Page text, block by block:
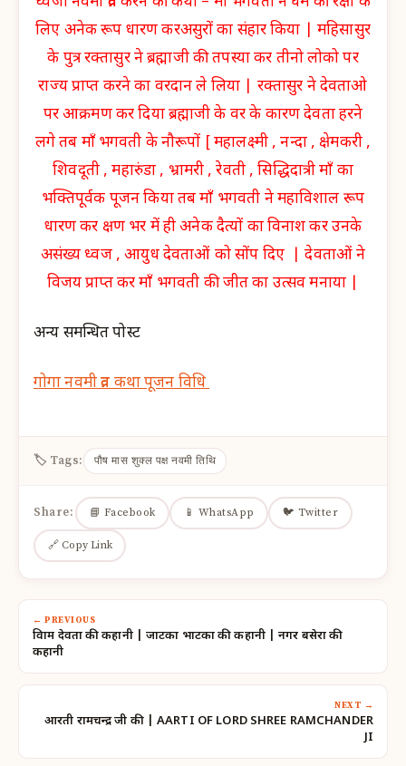
लिए अनेक रूप धारण करअसुरों का संहार किया | महिसासुर
के पुत्र रक्तासुर ने ब्रह्माजी की तपस्या कर तीनो लोको पर
राज्य प्राप्त करने का वरदान ले लिया | रक्तासुर ने देवताओ
पर आक्रमण कर दिया ब्रह्माजी के वर के कारण देवता हरने
लगे तब माँ भगवती के नौरूपों [ महालक्ष्मी , नन्दा , क्षेमकरी ,
शिवदूती , महारुंडा , भ्रामरी , रेवती , सिद्धिदात्री माँ का
भक्तिपूर्वक पूजन किया तब माँ भगवती ने महाविशाल रूप
धारण कर क्षण भर में ही अनेक दैत्यों का विनाश कर उनके
असंख्य ध्वज , आयुध देवताओं को सोंप दिए | देवताओं ने
विजय प्राप्त कर माँ भगवती की जीत का उत्सव मनाया |
अन्य समन्धित पोस्ट
गोगा नवमी व्रत कथा पूजन विधि
🏷 Tags: पौष मास शुक्ल पक्ष नवमी तिथि
Share: 📘 Facebook 📱 WhatsApp 🐦 Twitter
🔗 Copy Link
← PREVIOUS
विश्राम देवता की कहानी | जाटका भाटका की कहानी | नगर बसेरा की
कहानी
NEXT →
आरती रामचन्द्र जी की | AARTI OF LORD SHREE RAMCHANDER
JI